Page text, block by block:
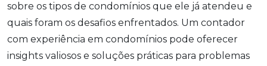
sobre os tipos de condomínios que ele já atendeu e
quais foram os desafios enfrentados. Um contador
com experiência em condomínios pode oferecer
insights valiosos e soluções práticas para problemas